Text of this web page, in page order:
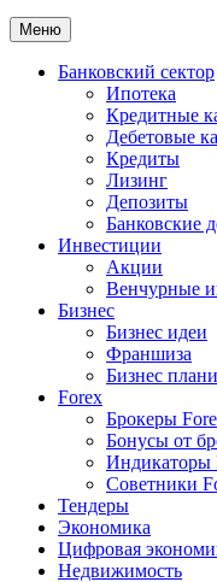
Меню
Банковский сектор
Ипотека
Кредитные
Дебетовые
Кредиты
Лизинг
Депозиты
Банковские
Инвестиции
Акции
Венчурные
Бизнес
Бизнес идеи
Франшиза
Бизнес
Forex
Брокеры
Бонусы от
Индикаторы
Советники
Тендеры
Экономика
Цифровая
Недвижимость